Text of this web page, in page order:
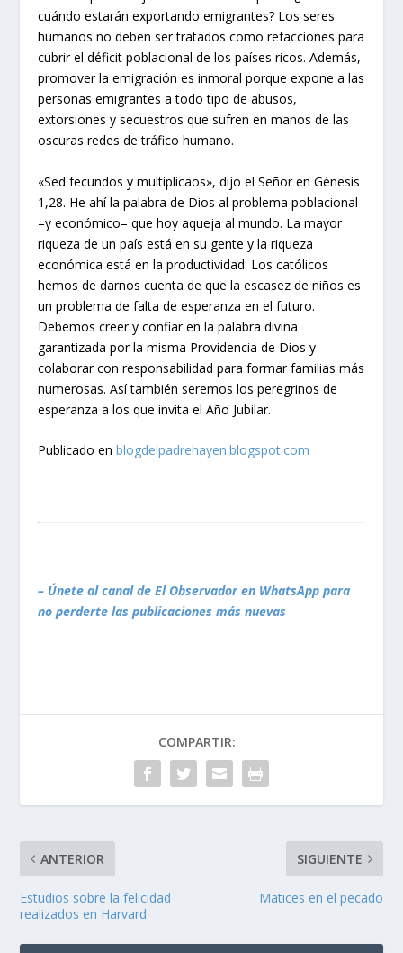
cuándo estarán exportando emigrantes? Los seres
humanos no deben ser tratados como refacciones para
cubrir el déficit poblacional de los países ricos. Además,
promover la emigración es inmoral porque expone a las
personas emigrantes a todo tipo de abusos,
extorsiones y secuestros que sufren en manos de las
oscuras redes de tráfico humano.
«Sed fecundos y multiplicaos», dijo el Señor en Génesis
1,28. He ahí la palabra de Dios al problema poblacional
–y económico– que hoy aqueja al mundo. La mayor
riqueza de un país está en su gente y la riqueza
económica está en la productividad. Los católicos
hemos de darnos cuenta de que la escasez de niños es
un problema de falta de esperanza en el futuro.
Debemos creer y confiar en la palabra divina
garantizada por la misma Providencia de Dios y
colaborar con responsabilidad para formar familias más
numerosas. Así también seremos los peregrinos de
esperanza a los que invita el Año Jubilar.
Publicado enblogdelpadrehayen.blogspot.com
– Únete al canal de El Observador en WhatsApp para
no perderte las publicaciones más nuevas
COMPARTIR:
ANTERIOR
Estudios sobre la felicidad
realizados en Harvard
SIGUIENTE
Matices en el pecado